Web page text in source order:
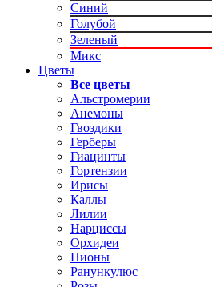
Синий
Голубой
Зеленый
Микс
Цветы
Все цветы
Альстромерии
Анемоны
Гвоздики
Герберы
Гиацинты
Гортензии
Ирисы
Каллы
Лилии
Нарциссы
Орхидеи
Пионы
Ранункулюс